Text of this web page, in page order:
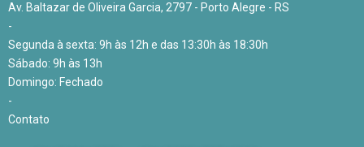
Av. Baltazar de Oliveira Garcia, 2797 - Porto Alegre - RS
-
Segunda à sexta: 9h às 12h e das 13:30h às 18:30h
Sábado: 9h às 13h
Domingo: Fechado
-
Contato